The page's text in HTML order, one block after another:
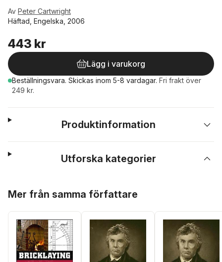
Av Peter Cartwright
Häftad, Engelska, 2006
443 kr
Lägg i varukorg
Beställningsvara. Skickas inom 5-8 vardagar. Fri frakt över
249 kr.
Produktinformation
Utforska kategorier
Mer från samma författare